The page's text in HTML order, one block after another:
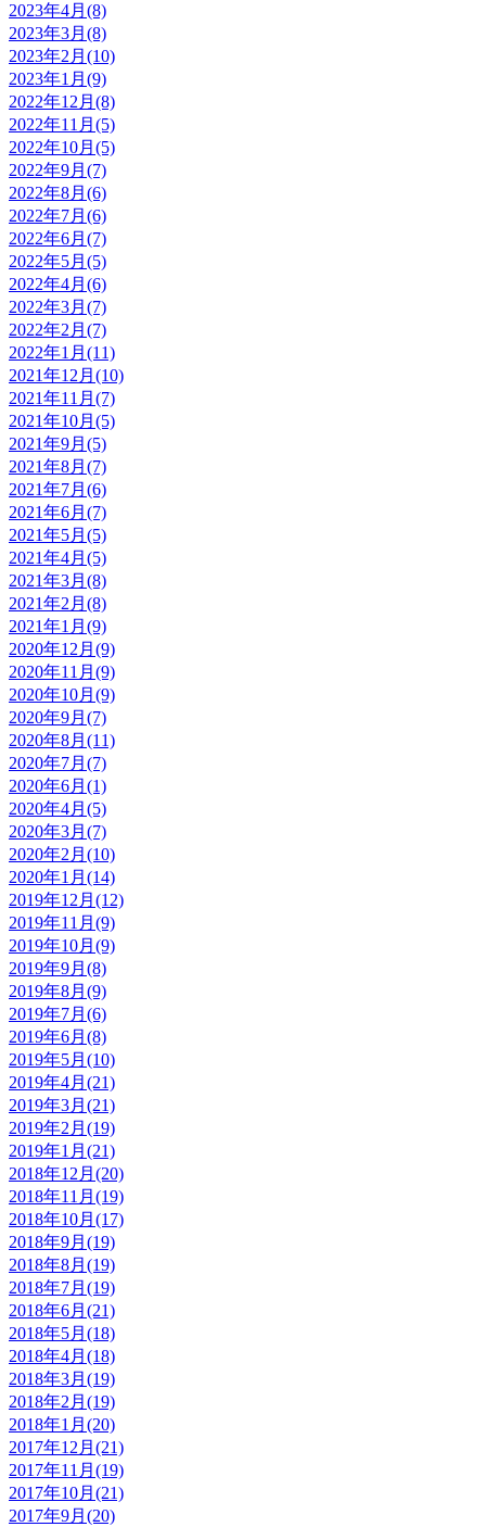
2023年4月(8)
2023年3月(8)
2023年2月(10)
2023年1月(9)
2022年12月(8)
2022年11月(5)
2022年10月(5)
2022年9月(7)
2022年8月(6)
2022年7月(6)
2022年6月(7)
2022年5月(5)
2022年4月(6)
2022年3月(7)
2022年2月(7)
2022年1月(11)
2021年12月(10)
2021年11月(7)
2021年10月(5)
2021年9月(5)
2021年8月(7)
2021年7月(6)
2021年6月(7)
2021年5月(5)
2021年4月(5)
2021年3月(8)
2021年2月(8)
2021年1月(9)
2020年12月(9)
2020年11月(9)
2020年10月(9)
2020年9月(7)
2020年8月(11)
2020年7月(7)
2020年6月(1)
2020年4月(5)
2020年3月(7)
2020年2月(10)
2020年1月(14)
2019年12月(12)
2019年11月(9)
2019年10月(9)
2019年9月(8)
2019年8月(9)
2019年7月(6)
2019年6月(8)
2019年5月(10)
2019年4月(21)
2019年3月(21)
2019年2月(19)
2019年1月(21)
2018年12月(20)
2018年11月(19)
2018年10月(17)
2018年9月(19)
2018年8月(19)
2018年7月(19)
2018年6月(21)
2018年5月(18)
2018年4月(18)
2018年3月(19)
2018年2月(19)
2018年1月(20)
2017年12月(21)
2017年11月(19)
2017年10月(21)
2017年9月(20)